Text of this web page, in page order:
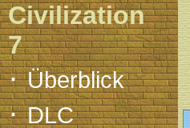
Civilization
7
·Überblick
·DLC